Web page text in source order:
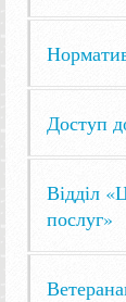
Доступ
Відділ
послуг»